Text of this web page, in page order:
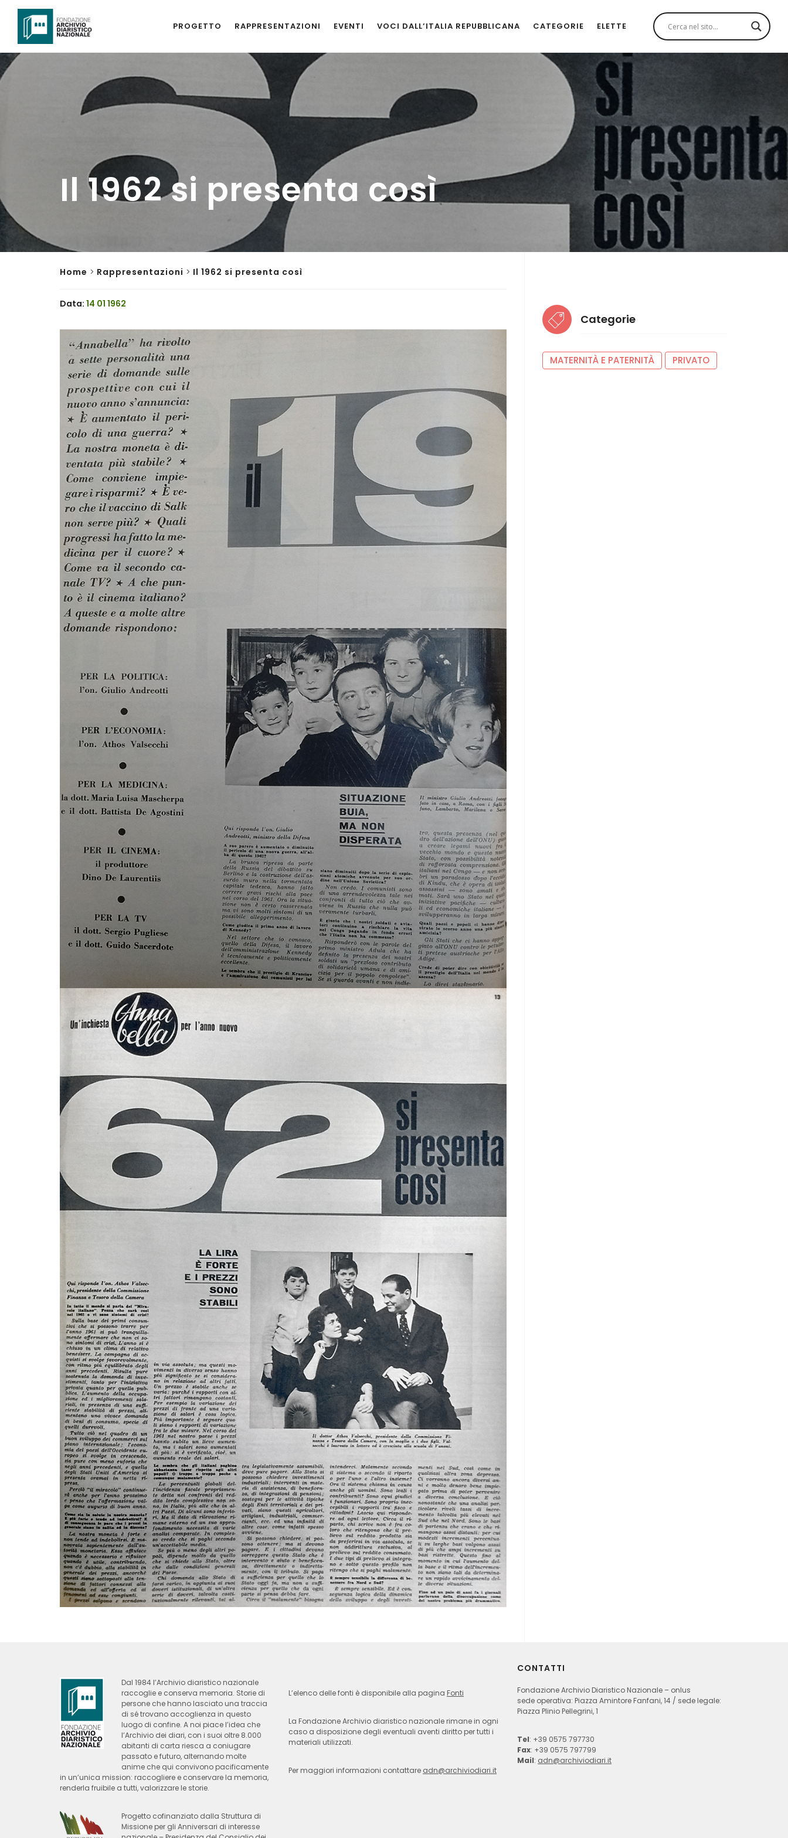
PROGETTO RAPPRESENTAZIONI EVENTI VOCI DALL’ITALIA REPUBBLICANA CATEGORIE ELETTE
Il 1962 si presenta così
Home > Rappresentazioni > Il 1962 si presenta così
Data: 14 01 1962
Categorie
MATERNITÀ E PATERNITÀ PRIVATO
Dal 1984 l’Archivio diaristico nazionale
raccoglie e conserva memoria. Storie di
persone che hanno lasciato una traccia
di sé trovano accoglienza in questo
luogo di confine. A noi piace l’idea che
l’Archivio dei diari, con i suoi oltre 8.000
abitanti di carta riesca a coniugare
passato e futuro, alternando molte
anime che qui convivono pacificamente
in un’unica mission: raccogliere e conservare la memoria,
renderla fruibile a tutti, valorizzare le storie.
Progetto cofinanziato dalla Struttura di
Missione per gli Anniversari di interesse
L’elenco delle fonti è disponibile alla pagina Fonti
La Fondazione Archivio diaristico nazionale rimane in ogni
caso a disposizione degli eventuali aventi diritto per tutti i
materiali utilizzati.
Per maggiori informazioni contattare adn@archiviodiari.it
CONTATTI
Fondazione Archivio Diaristico Nazionale – onlus
sede operativa: Piazza Amintore Fanfani, 14 / sede legale:
Piazza Plinio Pellegrini, 1
Tel: +39 0575 797730
Fax: +39 0575 797799
Mail: adn@archiviodiari.it